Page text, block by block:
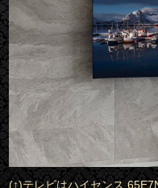
(↑)テレビはハイセンス